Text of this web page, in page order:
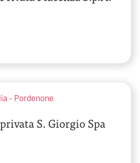
- Pordenone
S. Giorgio Spa